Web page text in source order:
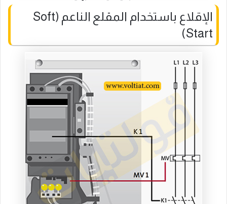
الإقلاع باستخدام المقلع الناعم (Soft
Start)